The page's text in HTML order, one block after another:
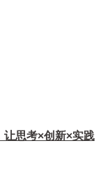
让思考×创新×实践